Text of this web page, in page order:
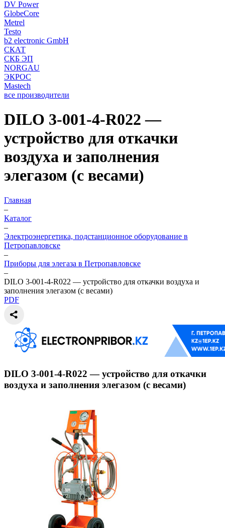
DV Power
GlobeCore
Metrel
Testo
b2 electronic GmbH
СКАТ
СКБ ЭП
NORGAU
ЭКРОС
Mastech
все производители
DILO 3-001-4-R022 —
устройство для откачки
воздуха и заполнения
элегазом (с весами)
Главная
–
Каталог
–
Электроэнергетика, подстанционное оборудование в
Петропавловске
–
Приборы для элегаза в Петропавловске
–
DILO 3-001-4-R022 — устройство для откачки воздуха и
заполнения элегазом (с весами)
PDF
DILO 3-001-4-R022 — устройство для откачки
воздуха и заполнения элегазом (с весами)